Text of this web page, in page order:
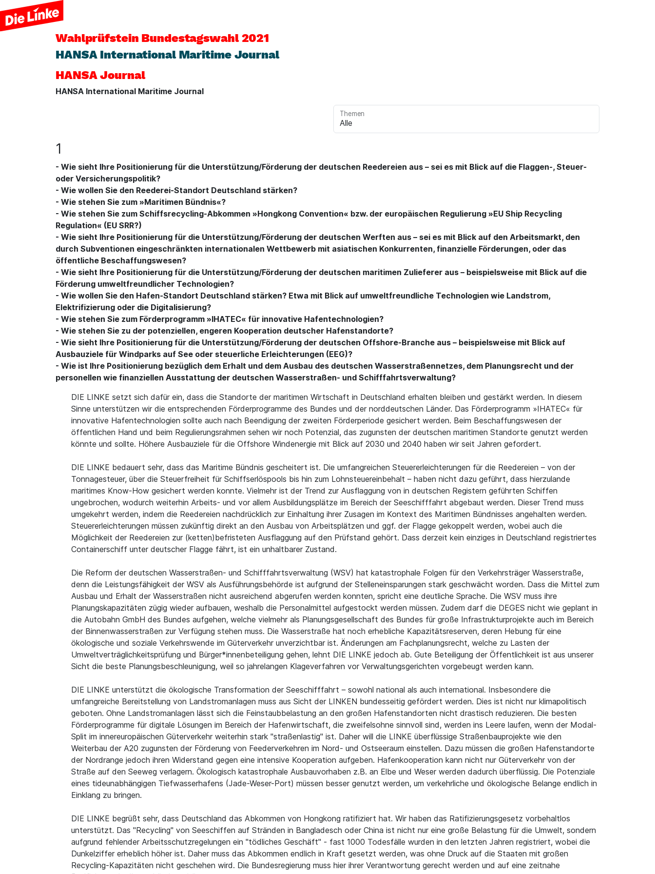
Wahlprüfstein Bundestagswahl 2021
HANSA International Maritime Journal
HANSA Journal
HANSA International Maritime Journal
Themen
1
- Wie sieht Ihre Positionierung für die Unterstützung/Förderung der deutschen Reedereien aus – sei es mit Blick auf die Flaggen-, Steuer-
oder Versicherungspolitik?
- Wie wollen Sie den Reederei-Standort Deutschland stärken?
- Wie stehen Sie zum »Maritimen Bündnis«?
- Wie stehen Sie zum Schiffsrecycling-Abkommen »Hongkong Convention« bzw. der europäischen Regulierung »EU Ship Recycling
Regulation« (EU SRR?)
- Wie sieht Ihre Positionierung für die Unterstützung/Förderung der deutschen Werften aus – sei es mit Blick auf den Arbeitsmarkt, den
durch Subventionen eingeschränkten internationalen Wettbewerb mit asiatischen Konkurrenten, finanzielle Förderungen, oder das
öffentliche Beschaffungswesen?
- Wie sieht Ihre Positionierung für die Unterstützung/Förderung der deutschen maritimen Zulieferer aus – beispielsweise mit Blick auf die
Förderung umweltfreundlicher Technologien?
- Wie wollen Sie den Hafen-Standort Deutschland stärken? Etwa mit Blick auf umweltfreundliche Technologien wie Landstrom,
Elektrifizierung oder die Digitalisierung?
- Wie stehen Sie zum Förderprogramm »IHATEC« für innovative Hafentechnologien?
- Wie stehen Sie zu der potenziellen, engeren Kooperation deutscher Hafenstandorte?
- Wie sieht Ihre Positionierung für die Unterstützung/Förderung der deutschen Offshore-Branche aus – beispielsweise mit Blick auf
Ausbauziele für Windparks auf See oder steuerliche Erleichterungen (EEG)?
- Wie ist Ihre Positionierung bezüglich dem Erhalt und dem Ausbau des deutschen Wasserstraßennetzes, dem Planungsrecht und der
personellen wie finanziellen Ausstattung der deutschen Wasserstraßen- und Schifffahrtsverwaltung?
DIE LINKE setzt sich dafür ein, dass die Standorte der maritimen Wirtschaft in Deutschland erhalten bleiben und gestärkt werden. In diesem
Sinne unterstützen wir die entsprechenden Förderprogramme des Bundes und der norddeutschen Länder. Das Förderprogramm »IHATEC« für
innovative Hafentechnologien sollte auch nach Beendigung der zweiten Förderperiode gesichert werden. Beim Beschaffungswesen der
öffentlichen Hand und beim Regulierungsrahmen sehen wir noch Potenzial, das zugunsten der deutschen maritimen Standorte genutzt werden
könnte und sollte. Höhere Ausbauziele für die Offshore Windenergie mit Blick auf 2030 und 2040 haben wir seit Jahren gefordert.
DIE LINKE bedauert sehr, dass das Maritime Bündnis gescheitert ist. Die umfangreichen Steuererleichterungen für die Reedereien – von der
Tonnagesteuer, über die Steuerfreiheit für Schiffserlöspools bis hin zum Lohnsteuereinbehalt – haben nicht dazu geführt, dass hierzulande
maritimes Know-How gesichert werden konnte. Vielmehr ist der Trend zur Ausflaggung von in deutschen Registern geführten Schiffen
ungebrochen, wodurch weiterhin Arbeits- und vor allem Ausbildungsplätze im Bereich der Seeschifffahrt abgebaut werden. Dieser Trend muss
umgekehrt werden, indem die Reedereien nachdrücklich zur Einhaltung ihrer Zusagen im Kontext des Maritimen Bündnisses angehalten werden.
Steuererleichterungen müssen zukünftig direkt an den Ausbau von Arbeitsplätzen und ggf. der Flagge gekoppelt werden, wobei auch die
Möglichkeit der Reedereien zur (ketten)befristeten Ausflaggung auf den Prüfstand gehört. Dass derzeit kein einziges in Deutschland registriertes
Containerschiff unter deutscher Flagge fährt, ist ein unhaltbarer Zustand.
Die Reform der deutschen Wasserstraßen- und Schifffahrtsverwaltung (WSV) hat katastrophale Folgen für den Verkehrsträger Wasserstraße,
denn die Leistungsfähigkeit der WSV als Ausführungsbehörde ist aufgrund der Stelleneinsparungen stark geschwächt worden. Dass die Mittel zum
Ausbau und Erhalt der Wasserstraßen nicht ausreichend abgerufen werden konnten, spricht eine deutliche Sprache. Die WSV muss ihre
Planungskapazitäten zügig wieder aufbauen, weshalb die Personalmittel aufgestockt werden müssen. Zudem darf die DEGES nicht wie geplant in
die Autobahn GmbH des Bundes aufgehen, welche vielmehr als Planungsgesellschaft des Bundes für große Infrastrukturprojekte auch im Bereich
der Binnenwasserstraßen zur Verfügung stehen muss. Die Wasserstraße hat noch erhebliche Kapazitätsreserven, deren Hebung für eine
ökologische und soziale Verkehrswende im Güterverkehr unverzichtbar ist. Änderungen am Fachplanungsrecht, welche zu Lasten der
Umweltverträglichkeitsprüfung und Bürger*innenbeteiligung gehen, lehnt DIE LINKE jedoch ab. Gute Beteiligung der Öffentlichkeit ist aus unserer
Sicht die beste Planungsbeschleunigung, weil so jahrelangen Klageverfahren vor Verwaltungsgerichten vorgebeugt werden kann.
DIE LINKE unterstützt die ökologische Transformation der Seeschifffahrt – sowohl national als auch international. Insbesondere die
umfangreiche Bereitstellung von Landstromanlagen muss aus Sicht der LINKEN bundesseitig gefördert werden. Dies ist nicht nur klimapolitisch
geboten. Ohne Landstromanlagen lässt sich die Feinstaubbelastung an den großen Hafenstandorten nicht drastisch reduzieren. Die besten
Förderprogramme für digitale Lösungen im Bereich der Hafenwirtschaft, die zweifelsohne sinnvoll sind, werden ins Leere laufen, wenn der Modal-
Split im innereuropäischen Güterverkehr weiterhin stark "straßenlastig" ist. Daher will die LINKE überflüssige Straßenbauprojekte wie den
Weiterbau der A20 zugunsten der Förderung von Feederverkehren im Nord- und Ostseeraum einstellen. Dazu müssen die großen Hafenstandorte
der Nordrange jedoch ihren Widerstand gegen eine intensive Kooperation aufgeben. Hafenkooperation kann nicht nur Güterverkehr von der
Straße auf den Seeweg verlagern. Ökologisch katastrophale Ausbauvorhaben z.B. an Elbe und Weser werden dadurch überflüssig. Die Potenziale
eines tideunabhängigen Tiefwasserhafens (Jade-Weser-Port) müssen besser genutzt werden, um verkehrliche und ökologische Belange endlich in
Einklang zu bringen.
DIE LINKE begrüßt sehr, dass Deutschland das Abkommen von Hongkong ratifiziert hat. Wir haben das Ratifizierungsgesetz vorbehaltlos
unterstützt. Das "Recycling" von Seeschiffen auf Stränden in Bangladesch oder China ist nicht nur eine große Belastung für die Umwelt, sondern
aufgrund fehlender Arbeitsschutzregelungen ein "tödliches Geschäft" - fast 1000 Todesfälle wurden in den letzten Jahren registriert, wobei die
Dunkelziffer erheblich höher ist. Daher muss das Abkommen endlich in Kraft gesetzt werden, was ohne Druck auf die Staaten mit großen
Recycling-Kapazitäten nicht geschehen wird. Die Bundesregierung muss hier ihrer Verantwortung gerecht werden und auf eine zeitnahe